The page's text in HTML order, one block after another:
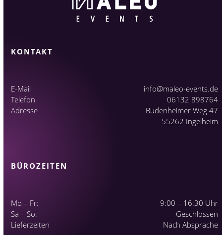
KONTAKT
E-Mail
info@maleo-events.de
Telefon
06132 898764
Adresse
Budenheimer Weg 47
55262 Ingelheim
BÜROZEITEN
Mo – Fr:
9:00 – 16:30 Uhr
Sa – So:
Geschlossen
Lieferzeiten
Nach Absprache